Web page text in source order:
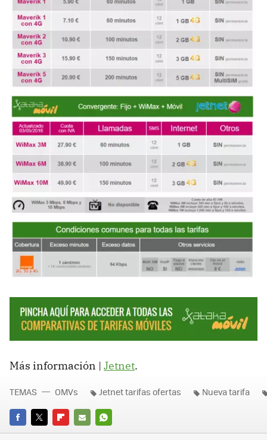
Más información | Jetnet.
FACEBOOK
TWITTERFLIPBOARD
E-
WHATSAPP
TEMAS OMVs Jetnet tarifas ofertas Nueva tarifa